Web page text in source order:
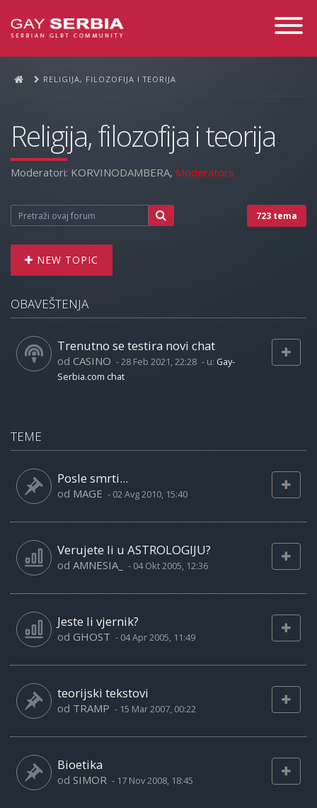
Toggle
RELIGIJA, FILOZOFIJA I TEORIJA
Religija, filozofija i teorija
Moderatori: KORVINODAMBERA, Moderators
723 tema
NEW TOPIC
OBAVEŠTENJA
Trenutno se testira novi chat
od CASINO -28 Feb 2021, 22:28 - u: Gay-
Serbia.com chat
TEME
Posle smrti...
od MAGE - 02 Avg 2010, 15:40
Verujete li u ASTROLOGIJU?
od AMNESIA_ - 04 Okt 2005, 12:36
Jeste li vjernik?
od GHOST - 04 Apr 2005, 11:49
teorijski tekstovi
od TRAMP - 15 Mar 2007, 00:22
Bioetika
od SIMOR - 17 Nov 2008, 18:45